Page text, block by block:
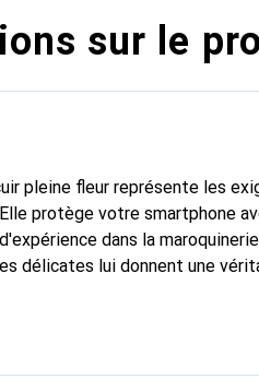
sur le
pleine fleur représente les
protège votre smartphone
dans la
délicates lui donnent une
un choix fiable pour une